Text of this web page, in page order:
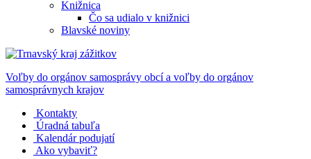
Knižnica
Čo sa udialo v knižnici
Blavské noviny
Voľby do orgánov samosprávy obcí a voľby do orgánov
samosprávnych krajov
Kontakty
Úradná tabuľa
Kalendár podujatí
Ako vybaviť?